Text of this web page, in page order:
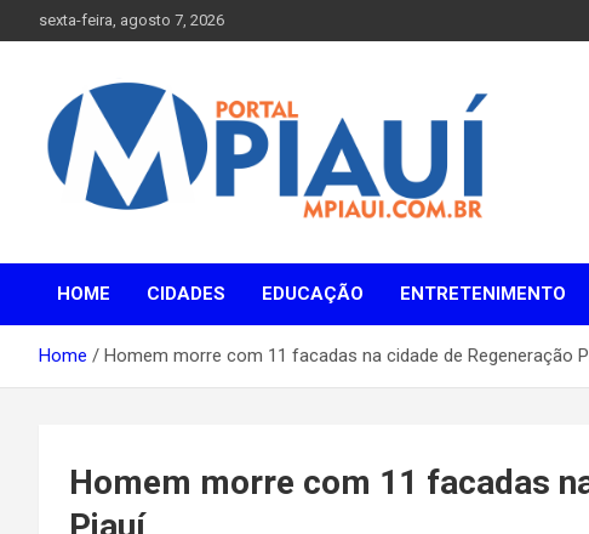
to
sexta-feira, agosto 7, 2026
Portal MPiauí
Parnaíba
HOME
CIDADES EDUCAÇÃO ENTRETENIMENTO
Home Homem morre com 11 facadas na cidade de Regeneração
Homem morre com 11 facadas